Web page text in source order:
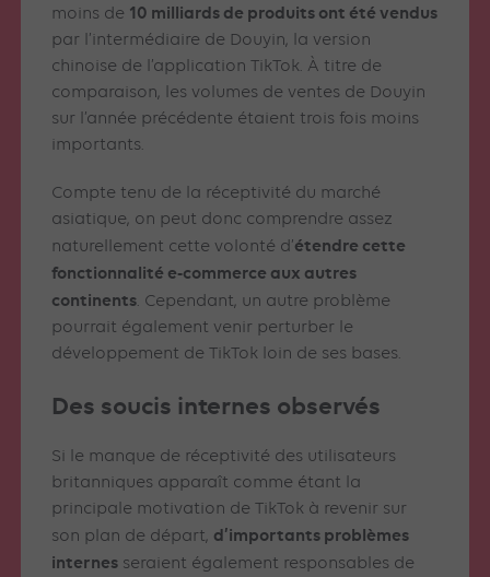
moins de 10 milliards de produits ont été vendus
par l’intermédiaire de Douyin, la version
chinoise de l’application TikTok. À titre de
comparaison, les volumes de ventes de Douyin
sur l’année précédente étaient trois fois moins
importants.
Compte tenu de la réceptivité du marché
asiatique, on peut donc comprendre assez
naturellement cette volonté d’étendre cette
fonctionnalité e-commerce aux autres
continents. Cependant, un autre problème
pourrait également venir perturber le
développement de TikTok loin de ses bases.
Des soucis internes observés
Si le manque de réceptivité des utilisateurs
britanniques apparaît comme étant la
principale motivation de TikTok à revenir sur
son plan de départ, d’importants problèmes
internes seraient également responsables de